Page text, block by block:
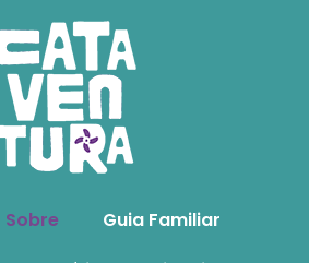
Sobre
Guia Familiar